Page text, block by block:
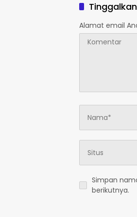
Alamat email
Simpan
berikutnya.